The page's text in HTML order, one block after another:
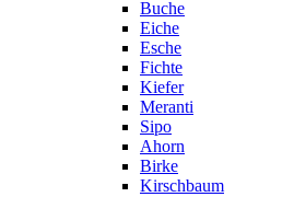
Buche
Eiche
Esche
Fichte
Kiefer
Meranti
Sipo
Ahorn
Birke
Kirschbaum